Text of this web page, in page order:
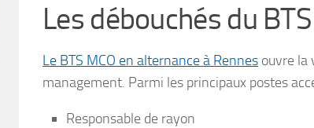
Les débouchés du
Le BTS MCO en alternance à Rennes ouvre la
management. Parmi les principaux postes
Responsable de rayon